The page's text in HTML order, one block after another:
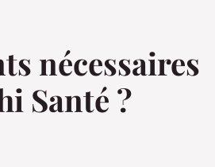
nécessaires
Santé ?